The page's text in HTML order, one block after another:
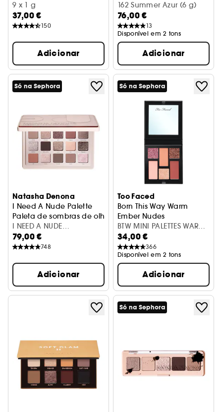
9 x 1 g
37,00 €
150
Adicionar
162 Summer Azur (6 g)
76,00 €
13
Disponível em 2 tons
Adicionar
Só na Sephora
Natasha Denona
I Need A Nude Palette
Paleta de sombras de olhos
I NEED A NUDE
EYESHADOW PALETTE
79,00 €
748
Adicionar
Só na Sephora
Too Faced
Born This Way Warm
Ember Nudes
Paleta de sombras para os
BTW MINI PALETTES WARM
EMBER NUDES
34,00 €
366
Disponível em 2 tons
Adicionar
Só na Sephora